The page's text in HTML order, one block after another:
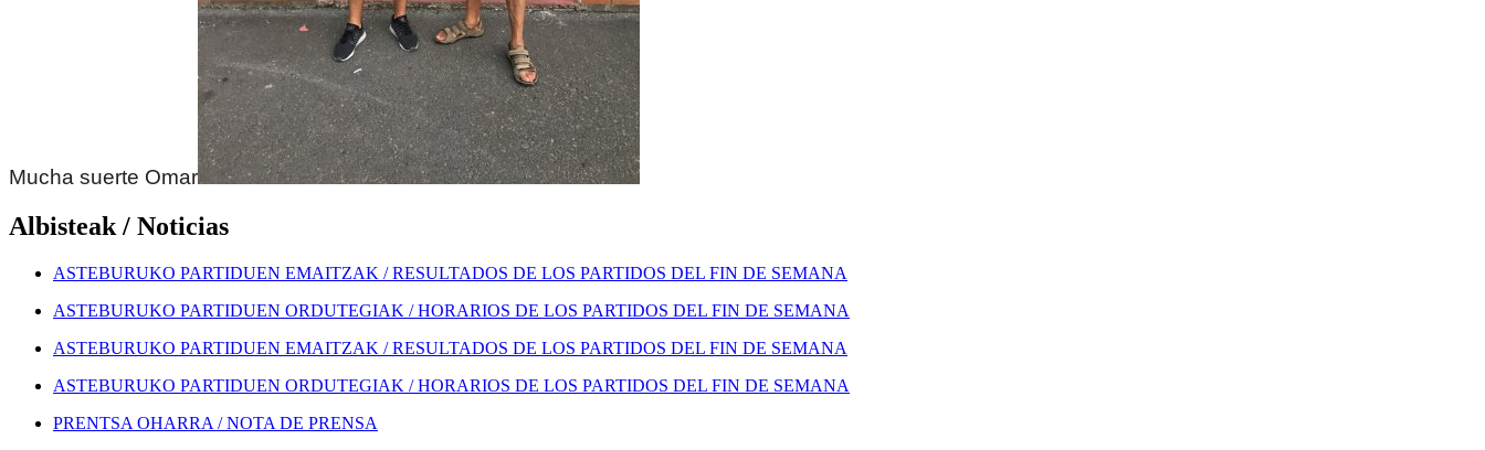
Mucha suerte Omar
Albisteak / Noticias
ASTEBURUKO PARTIDUEN EMAITZAK / RESULTADOS DE LOS PARTIDOS DEL FIN DE SEMANA
ASTEBURUKO PARTIDUEN ORDUTEGIAK / HORARIOS DE LOS PARTIDOS DEL FIN DE SEMANA
ASTEBURUKO PARTIDUEN EMAITZAK / RESULTADOS DE LOS PARTIDOS DEL FIN DE SEMANA
ASTEBURUKO PARTIDUEN ORDUTEGIAK / HORARIOS DE LOS PARTIDOS DEL FIN DE SEMANA
PRENTSA OHARRA / NOTA DE PRENSA